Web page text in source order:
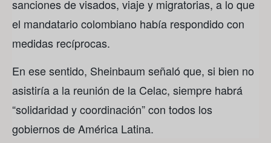
sanciones de visados, viaje y migratorias, a lo que
el mandatario colombiano había respondido con
medidas recíprocas.
En ese sentido, Sheinbaum señaló que, si bien no
asistiría a la reunión de la Celac, siempre habrá
“solidaridad y coordinación” con todos los
gobiernos de América Latina.